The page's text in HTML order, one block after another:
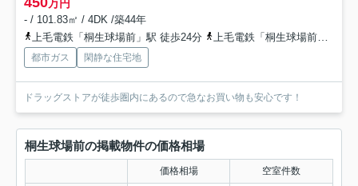
万円
- / 101.83㎡ / 4DK /築44年
上毛電鉄「桐生球場前」駅 徒歩24分
上毛電鉄「桐生球場前」駅 徒歩28分
都市ガス 閑静な住宅地
ドラッグストアが徒歩圏内にあるので急なお買い物も安心です！
桐生球場前の掲載物件の価格相場
価格相場 空室件数